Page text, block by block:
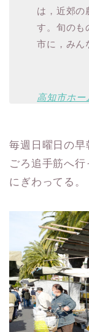
は，近郊の
す。旬のも
市に，みん
高知市ホー
毎週日曜日の
ごろ追手筋へ
にぎわってる。